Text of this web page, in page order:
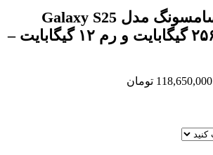
گوشی موبایل سامسونگ مدل Galaxy S25
Ultra ظرفیت ۲۵۶ گیگابایت و رم ۱۲ گیگابایت –
118,650,000 تومان